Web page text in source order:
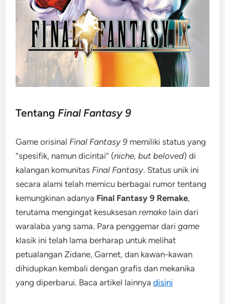
Tentang Final Fantasy 9
Game orisinal Final Fantasy 9 memiliki status yang
“spesifik, namun dicintai” (niche, but beloved) di
kalangan komunitas Final Fantasy. Status unik ini
secara alami telah memicu berbagai rumor tentang
kemungkinan adanya Final Fantasy 9 Remake,
terutama mengingat kesuksesanremake lain dari
waralaba yang sama. Para penggemar darigame
klasik ini telah lama berharap untuk melihat
petualangan Zidane, Garnet, dan kawan-kawan
dihidupkan kembali dengan grafis dan mekanika
yang diperbarui. Baca artikel lainnyadisini